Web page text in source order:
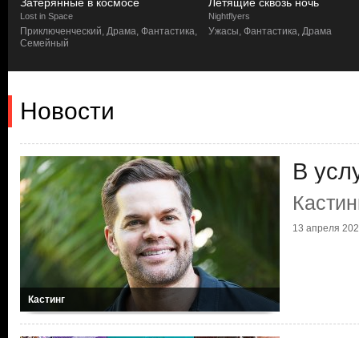
Lost in Space
Приключенческий, Драма, Фантастика,
Семейный
Nightflyers
Ужасы, Фантастика, Драма
Новости
Кастинг
В
13 апреля